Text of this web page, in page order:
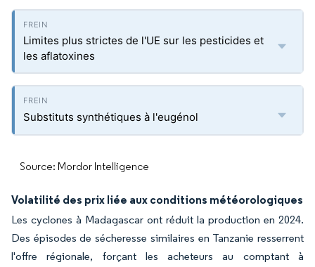
Limites plus strictes de l'UE sur les pesticides et
les aflatoxines
Substituts synthétiques à l'eugénol
Source: Mordor Intelligence
Volatilité des prix liée aux conditions météorologiques
Les cyclones à Madagascar ont réduit la production en 2024.
Des épisodes de sécheresse similaires en Tanzanie resserrent
l'offre régionale, forçant les acheteurs au comptant à